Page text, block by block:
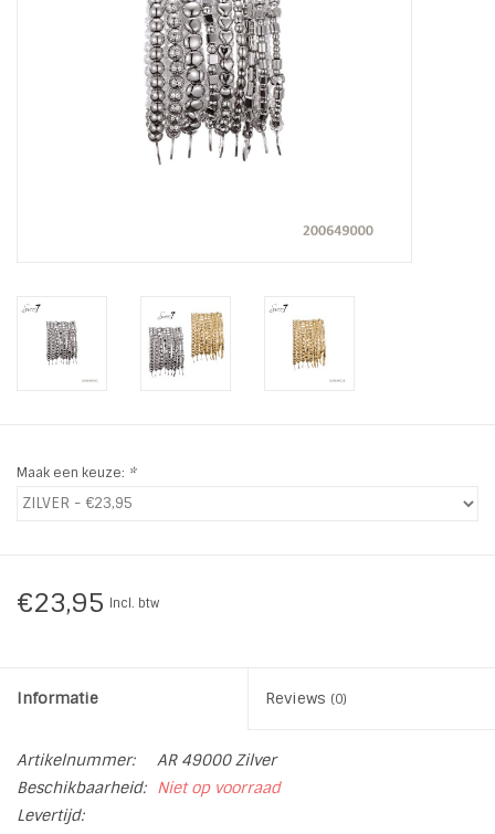
LIFESTYLE PRODUCTEN
INSPIRATIE
Blog
Maak een keuze: *
€23,95 Incl. btw
Informatie Reviews (0)
Artikelnummer:
AR 49000 Zilver
Beschikbaarheid:
Niet op voorraad
Levertijd: